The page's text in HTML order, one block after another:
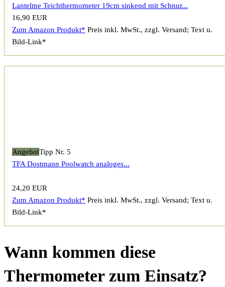
Lantelme Teichthermometer 19cm sinkend mit Schnur...
16,90 EUR
Zum Amazon Produkt* Preis inkl. MwSt., zzgl. Versand; Text u.
Bild-Link*
AngebotTipp Nr. 5
TFA Dostmann Poolwatch analoges...
24,20 EUR
Zum Amazon Produkt* Preis inkl. MwSt., zzgl. Versand; Text u.
Bild-Link*
Wann kommen diese
Thermometer zum Einsatz?